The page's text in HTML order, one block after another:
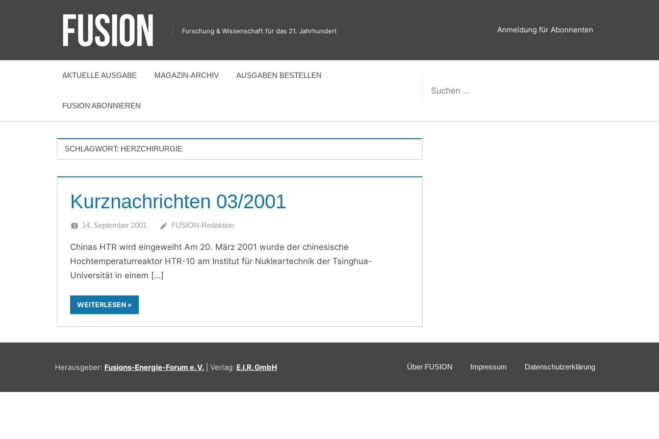
FUSION
Forschung & Wissenschaft für das 21. Jahrhundert Anmeldung für Abonnenten
AKTUELLE AUSGABE MAGAZIN-ARCHIV AUSGABEN BESTELLEN
FUSION ABONNIEREN
SCHLAGWORT: HERZCHIRURGIE
Kurznachrichten 03/2001
14. September 2001 FUSION-Redaktion
Chinas HTR wird eingeweiht Am 20. März 2001 wurde der chinesische
Hochtemperaturreaktor HTR-10 am Institut für Nukleartechnik der Tsinghua-
Universität in einem
WEITERLESEN
Über FUSION Impressum Datenschutzerklärung
Herausgeber: Fusions-Energie-Forum e. V. | Verlag: E.I.R. GmbH